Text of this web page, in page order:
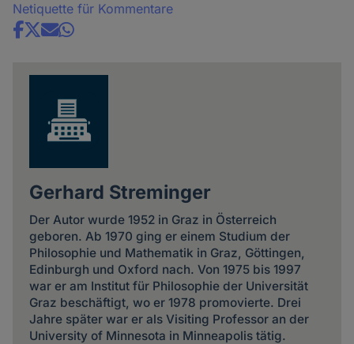
Netiquette für Kommentare
Share
Gerhard Streminger
Der Autor wurde 1952 in Graz in Österreich
geboren. Ab 1970 ging er einem Studium der
Philosophie und Mathematik in Graz, Göttingen,
Edinburgh und Oxford nach. Von 1975 bis 1997
war er am Institut für Philosophie der Universität
Graz beschäftigt, wo er 1978 promovierte. Drei
Jahre später war er als Visiting Professor an der
University of Minnesota in Minneapolis tätig.